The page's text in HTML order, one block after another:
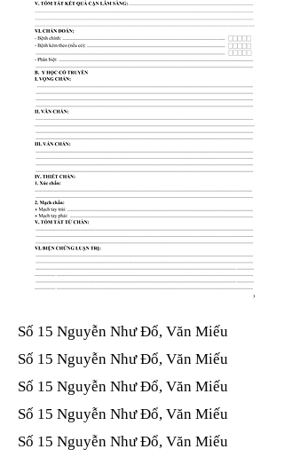
Số 15 Nguyễn Như Đổ, Văn Miếu​​​​
Số 15 Nguyễn Như Đổ, Văn Miếu​​​​
Số 15 Nguyễn Như Đổ, Văn Miếu​​​​
Số 15 Nguyễn Như Đổ, Văn Miếu​​​​
Số 15 Nguyễn Như Đổ, Văn Miếu​​​​